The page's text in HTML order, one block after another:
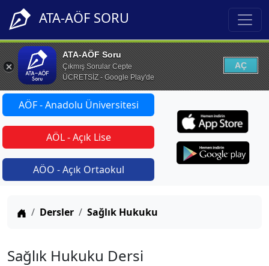
ATA-AÖF SORU
ATA-AÖF Soru
Çıkmış Sorular Cepte
ÜCRETSİZ - Google Play'de
AÇ
AÖF - Anadolu Üniversitesi
AÖL - Açık Lise
AÖO - Açık Ortaokul
Anasayfa
Dersler Sağlık Hukuku
Sağlık Hukuku Dersi